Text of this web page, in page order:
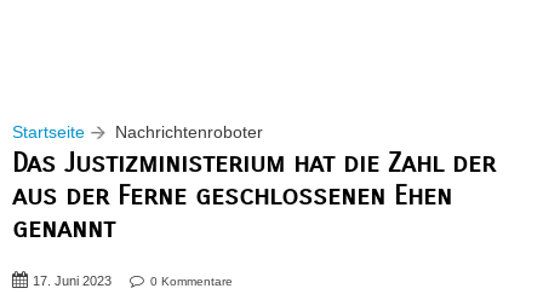
Startseite Nachrichtenroboter
Das Justizministerium hat die Zahl der
aus der Ferne geschlossenen Ehen
genannt
17. Juni 2023 0 Kommentare